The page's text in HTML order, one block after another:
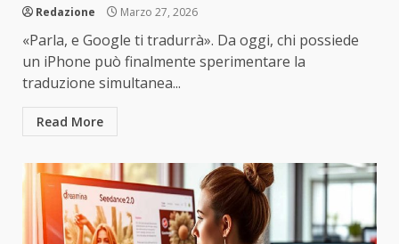
Redazione Marzo 27, 2026
«Parla, e Google ti tradurrà». Da oggi, chi possiede
un iPhone può finalmente sperimentare la
traduzione simultanea...
Read More